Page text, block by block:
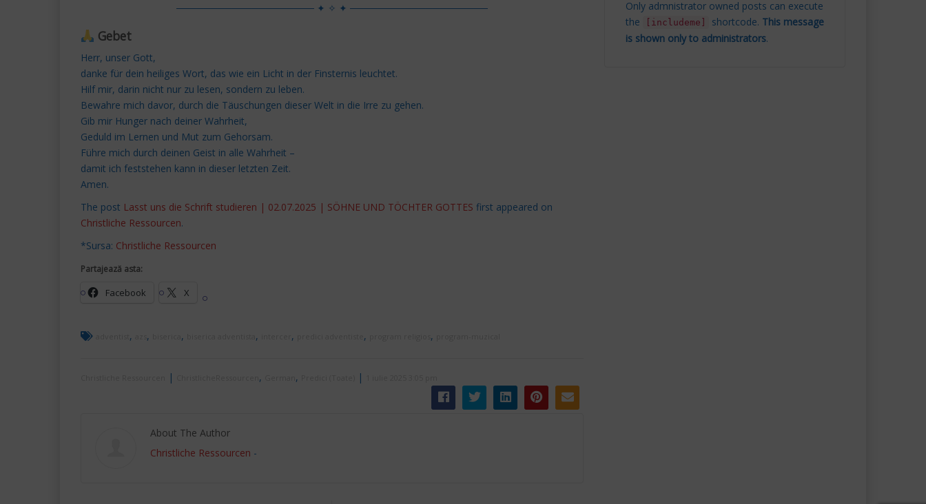
──────────────────── ✦ ✧ ✦ ────────────────────
Gebet
Herr, unser Gott,
danke für dein heiliges Wort, das wie ein Licht in der Finsternis leuchtet.
Hilf mir, darin nicht nur zu lesen, sondern zu leben.
Bewahre mich davor, durch die Täuschungen dieser Welt in die Irre zu gehen.
Gib mir Hunger nach deiner Wahrheit,
Geduld im Lernen und Mut zum Gehorsam.
Führe mich durch deinen Geist in alle Wahrheit –
damit ich feststehen kann in dieser letzten Zeit.
Amen.
The post Lasst uns die Schrift studieren | 02.07.2025 | SÖHNE UND TÖCHTER GOTTES first appeared on
Christliche Ressourcen.
*Sursa: Christliche Ressourcen
Partajează asta:
Facebook X
, , , , , , ,
| , , |
About The Author
Christliche Ressourcen -
Only admnistrator owned posts can execute
the
[includeme] shortcode. This message
is shown only to administrators.